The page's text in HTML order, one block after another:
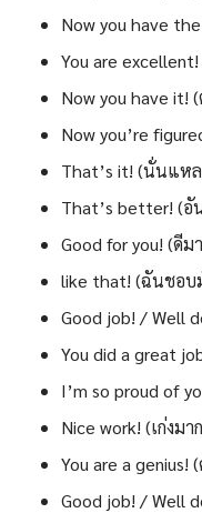
Now you have
You are
Now you have
Now you’re
That’s it! (นั่นแห
That’s better! (อั
Good for you! (ดีม
like that! (ฉันชอบ
Good job! / Well
You did a great
I’m so proud of
Nice work! (เก่งมา
You are a genius!
Good job! / Well